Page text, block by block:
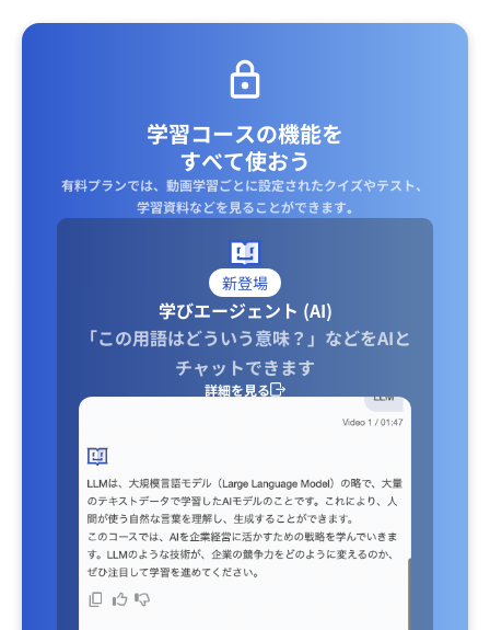
学習コースの機能を
すべて使おう
有料プランでは、動画学習ごとに設定されたクイズやテスト、
学習資料などを見ることができます｡
新登場
学びエージェント (AI)
「この用語はどういう意味？」などをAIと
チャットできます
詳細を見る